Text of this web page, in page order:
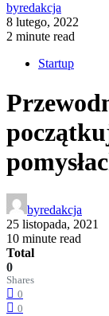
byredakcja
8 lutego, 2022
2 minute read
Startup
byredakcja
25 listopada, 2021
10 minute read
Total
0
Shares
0
0